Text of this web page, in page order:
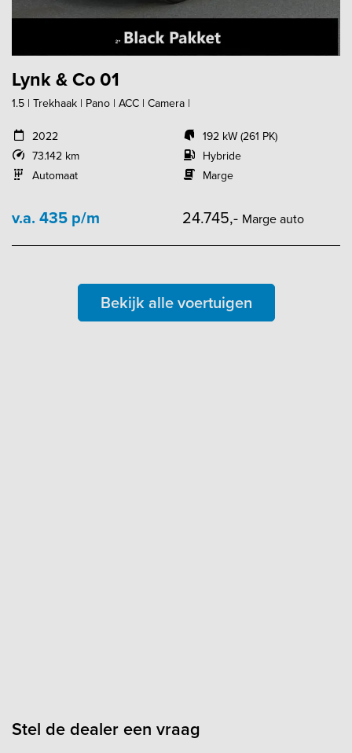
Lynk & Co 01
1.5 | Trekhaak | Pano | ACC | Camera |
2022
73.142 km
Automaat
192 kW (261 PK)
Hybride
Marge
v.a. 435 p/m 24.745,- Marge auto
Bekijk alle voertuigen
Stel de dealer een vraag